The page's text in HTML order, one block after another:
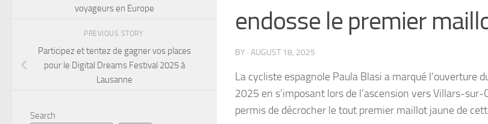
endosse le premier
BY · AUGUST 18, 2025
La cycliste espagnole Paula Blasi a marqué l’ouverture
2025 en s’imposant lors de l’ascension vers Villars-
permis de décrocher le tout premier maillot jaune de
voyageurs en Europe
PREVIOUS STORY
Participez et tentez de gagner vos places
pour le Digital Dreams Festival 2025 à
Lausanne
Search